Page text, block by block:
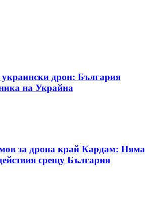
дрон: България
на Украйна
за дрона край Кардам: Няма
срещу България